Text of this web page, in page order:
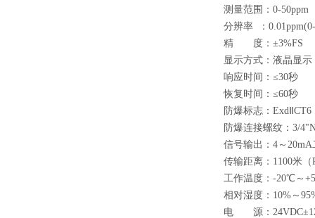
测量范围：0-50ppm
分辨率 ：
精 度：±3%FS
显示方式：液晶显示
响应时间：≤30秒
恢复时间：≤60秒
防爆标志：ExdⅡCT6
防爆连接螺纹：3/
信号输出：4～
传输距离：1100米
工作温度：-20℃～
相对湿度：10%～
电 源：